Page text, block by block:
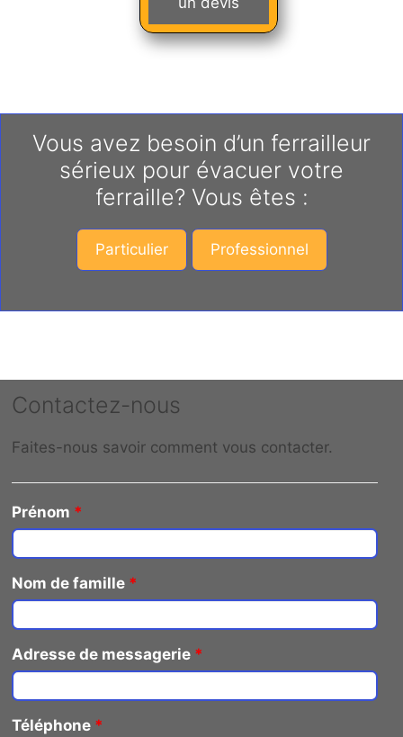
Vous avez besoin d’un ferrailleur
sérieux pour évacuer votre
ferraille? Vous êtes :
Particulier Professionnel
Contactez-nous
Faites-nous savoir comment vous contacter.
Prénom *
Nom de famille *
Adresse de messagerie *
Téléphone *